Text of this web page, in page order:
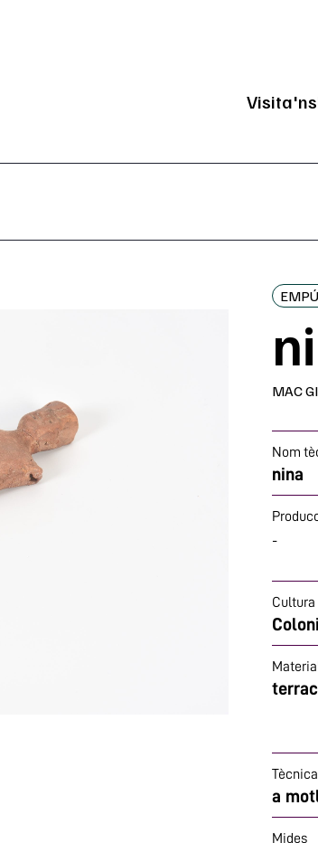
Visita'ns
MAC
Nom
nina
-
Cultura
Tècnica
a
Mides